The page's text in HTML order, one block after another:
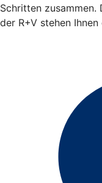
Schritten
der R+V stehen